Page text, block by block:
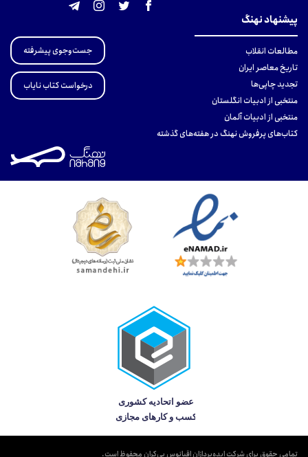
پیشنهاد نهنگ
مطالعات انقلاب
تاریخ معاصر ایران
تجدید چاپی‌ها
منتخبی از ادبیات انگلستان
منتخبی از ادبیات آلمان
کتاب‌های پرفروش نهنگ در هفته‌های گذشته
جست‌وجوی پیشرفته
درخواست کتاب نایاب
تمامی حقوق برای شرکت ایده‌پردازان اقیانوس بی‌کران محفوظ است.